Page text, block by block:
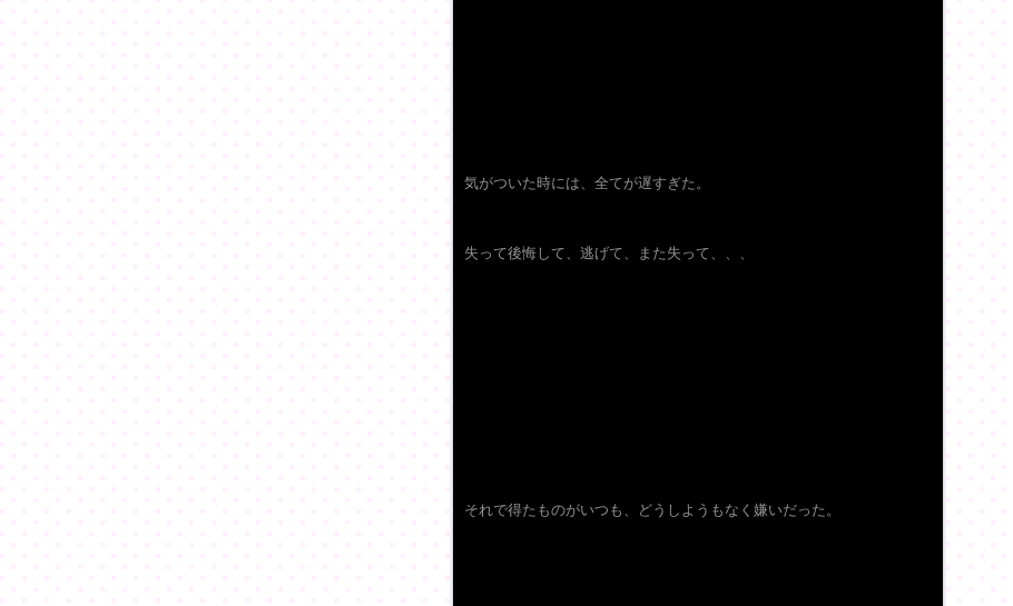
気がついた時には、全てが遅すぎた。
失って後悔して、逃げて、また失って、、、
それで得たものがいつも、どうしようもなく嫌いだった。